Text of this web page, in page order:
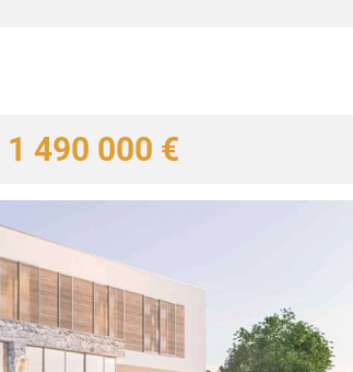
1 490 000 €